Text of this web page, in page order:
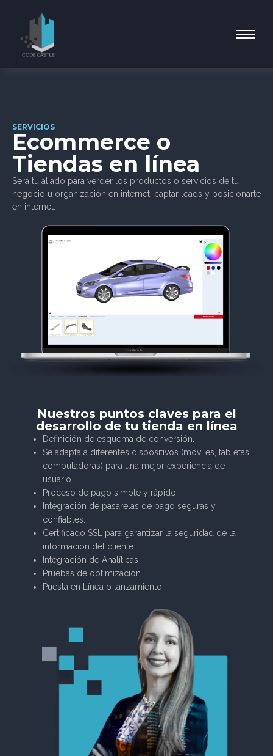
SERVICIOS
Ecommerce o
Tiendas en línea
Será tu aliado para verder los productos o servicios de tu
negocio u organización en internet, captar leads y posicionarte
en internet.
Nuestros puntos claves para el
desarrollo de tu tienda en línea
Definición de esquema de conversión.
Se adapta a diferentes dispositivos (móviles, tabletas,
computadoras) para una mejor experiencia de
usuario.
Proceso de pago simple y rápido.
Integración de pasarelas de pago seguras y
confiables.
Certificado SSL para garantizar la seguridad de la
información del cliente.
Integración de Analíticas
Pruebas de optimización
Puesta en Línea o lanzamiento